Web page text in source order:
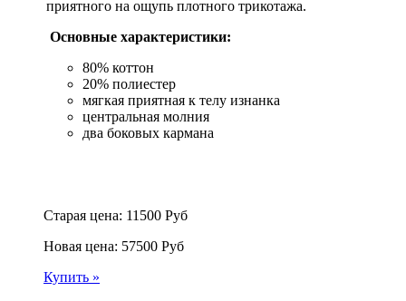
приятного на ощупь плотного трикотажа.
Основные характеристики:
80% коттон
20% полиестер
мягкая приятная к телу изнанка
центральная молния
два боковых кармана
Старая цена: 11500 Руб
Новая цена: 57500 Руб
Купить »